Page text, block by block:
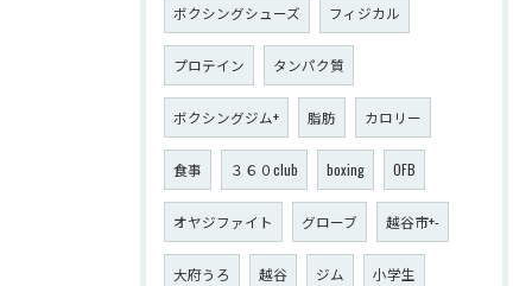
ボクシングシューズ フィジカル
プロテイン タンパク質
ボクシングジム+ 脂肪 カロリー
食事 ３６０club boxing OFB
オヤジファイト グローブ 越谷市+-
大府うろ 越谷 ジム 小学生